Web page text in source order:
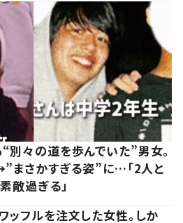
別々の道を歩んでいた”男女。
まさかすぎる姿”に…「2人と
敵過ぎる」
ッフルを注文した女性。しか